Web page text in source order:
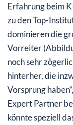
Erfahrung beim
zu den Top-
dominieren die
Vorreiter
noch sehr
hinterher, die
Vorsprung
Expert Partner
könnte speziell